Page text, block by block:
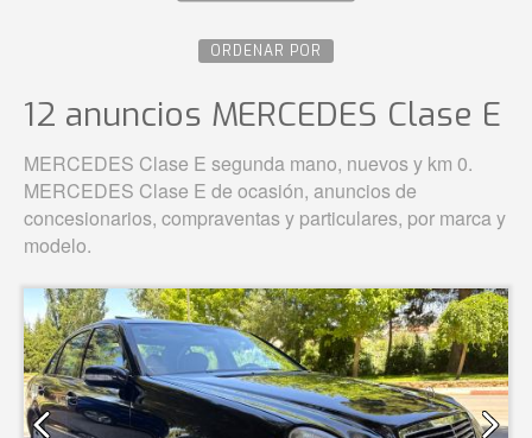
ORDENAR POR
12 anuncios MERCEDES Clase E
MERCEDES Clase E segunda mano, nuevos y km 0.
MERCEDES Clase E de ocasión, anuncios de
concesionarios, compraventas y particulares, por marca y
modelo.